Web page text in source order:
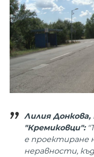
Лилия
"Кремиковци":
е проектиране
неравности,